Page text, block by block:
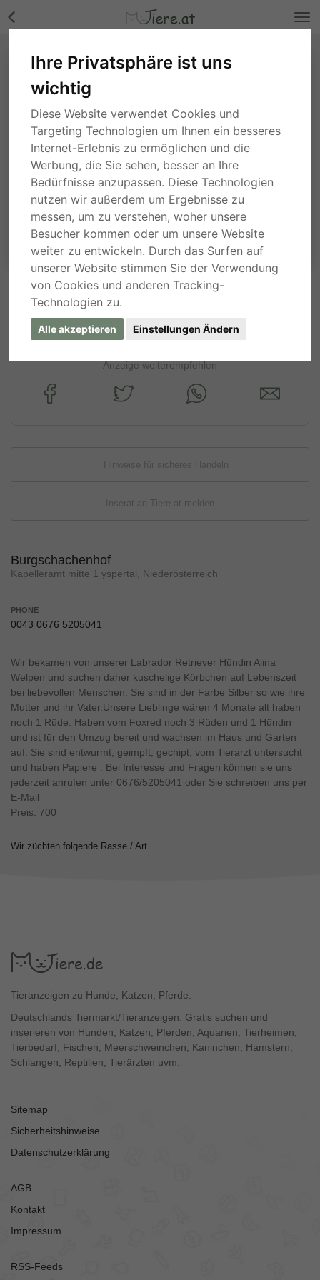
Ihre Privatsphäre ist uns
wichtig
Diese Website verwendet Cookies und
Targeting Technologien um Ihnen ein besseres
Internet-Erlebnis zu ermöglichen und die
Werbung, die Sie sehen, besser an Ihre
Bedürfnisse anzupassen. Diese Technologien
nutzen wir außerdem um Ergebnisse zu
messen, um zu verstehen, woher unsere
Besucher kommen oder um unsere Website
weiter zu entwickeln. Durch das Surfen auf
unserer Website stimmen Sie der Verwendung
von Cookies und anderen Tracking-
Technologien zu.
Alle akzeptieren Einstellungen Ändern
ANFRAGE AN DEN ANBIETER
Anzeige weiterempfehlen
Hinweise für sicheres Handeln
Inserat an Tiere.at melden
Burgschachenhof
Kapelleramt mitte 1 yspertal, Niederösterreich
PHONE
0043 0676 5205041
Wir bekamen von unserer Labrador Retriever Hündin Alina
Welpen und suchen daher kuschelige Körbchen auf Lebenszeit
bei liebevollen Menschen. Sie sind in der Farbe Silber so wie ihre
Mutter und ihr Vater.Unsere Lieblinge wären 4 Monate alt haben
noch 1 Rüde. Haben vom Foxred noch 3 Rüden und 1 Hündin
und ist für den Umzug bereit und wachsen im Haus und Garten
auf. Sie sind entwurmt, geimpft, gechipt, vom Tierarzt untersucht
und haben Papiere . Bei Interesse und Fragen können sie uns
jederzeit anrufen unter 0676/5205041 oder Sie schreiben uns per
E-Mail
Preis: 700
Wir züchten folgende Rasse / Art
Tieranzeigen zu Hunde, Katzen, Pferde.
Deutschlands Tiermarkt/Tieranzeigen. Gratis suchen und
inserieren von Hunden, Katzen, Pferden, Aquarien, Tierheimen,
Tierbedarf, Fischen, Meerschweinchen, Kaninchen, Hamstern,
Schlangen, Reptilien, Tierärzten uvm.
Sitemap
Sicherheitshinweise
Datenschutzerklärung
AGB
Kontakt
Impressum
RSS-Feeds